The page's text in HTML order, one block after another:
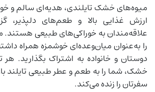
میوه‌های خشک تایلندی، هدیه‌ای سالم و
ارزش غذایی بالا و طعم‌های دلپذیر،
علاقه‌مندان به خوراکی‌های طبیعی هستند.
را به‌عنوان میان‌وعده‌ای خوشمزه همراه
دوستان و خانواده به اشتراک بگذارید. هر
خشک، شما را به طعم و عطر طبیعی تایلند
سفرتان را زنده می‌کند.